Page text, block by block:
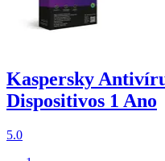
Kaspersky
Dispositivos 1 Ano
5.0